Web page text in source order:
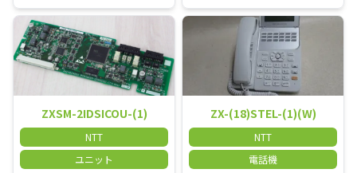
ZXSM-2IDSICOU-(1)
NTT
ユニット
ZX-(18)STEL-(1)(W)
NTT
電話機